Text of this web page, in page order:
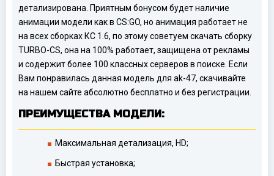
детализирована. Приятным бонусом будет наличие
анимации модели как в CS:GO, но анимация работает не
на всех сборках КС 1.6, по этому советуем скачать сборку
TURBO-CS, она на 100% работает, защищена от рекламы
и содержит более 100 классных серверов в поиске. Если
Вам понравилась данная модель для ak-47, скачивайте
на нашем сайте абсолютно бесплатно и без регистрации.
ПРЕИМУЩЕСТВА МОДЕЛИ:
Максимальная детализация, HD;
Быстрая установка;